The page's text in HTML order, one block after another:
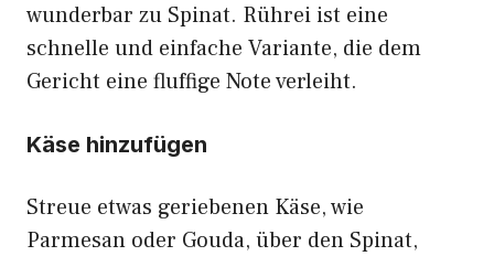
wunderbar zu Spinat. Rührei ist eine
schnelle und einfache Variante, die dem
Gericht eine fluffige Note verleiht.
Käse hinzufügen
Streue etwas geriebenen Käse, wie
Parmesan oder Gouda, über den Spinat,